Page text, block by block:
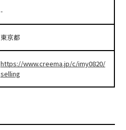
-
東京都
https://www.creema.jp/c/imy0820/
selling